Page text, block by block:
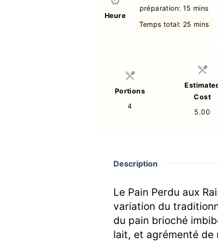
Heure
préparation: 15 mins
Temps total: 25 mins
Portions
4
Cost
5.00
Description
Le Pain Perdu aux
variation du
du pain brioché
lait, et agrémenté de